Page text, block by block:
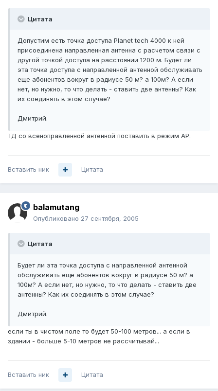
Цитата
Допустим есть точка доступа Planet tech 4000 к ней
присоединена направленная антенна с расчетом связи с
другой точкой доступа на расстоянии 1200 м. Будет ли
эта точка доступа с направленной антенной обслуживать
еще абонентов вокруг в радиусе 50 м? а 100м? А если
нет, но нужно, то что делать - ставить две антенны? Как
их соединять в этом случае?
Дмитрий.
ТД со всеноправленной антенной поставить в режим AP.
Вставить ник Цитата
balamutang
Опубликовано 27 сентября, 2005
Цитата
Будет ли эта точка доступа с направленной антенной
обслуживать еще абонентов вокруг в радиусе 50 м? а
100м? А если нет, но нужно, то что делать - ставить две
антенны? Как их соединять в этом случае?
Дмитрий.
если ты в чистом поле то будет 50-100 метров... а если в
здании - больше 5-10 метров не рассчитывай...
Вставить ник Цитата